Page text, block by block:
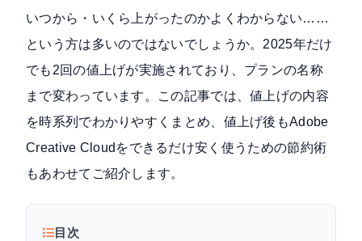
いつから・いくら上がったのかよくわからない……
という方は多いのではないでしょうか。2025年だけ
でも2回の値上げが実施されており、プランの名称
まで変わっています。この記事では、値上げの内容
を時系列でわかりやすくまとめ、値上げ後もAdobe
Creative Cloudをできるだけ安く使うための節約術
もあわせてご紹介します。
目次